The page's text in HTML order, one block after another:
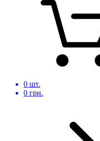
0 шт.
0 грн.